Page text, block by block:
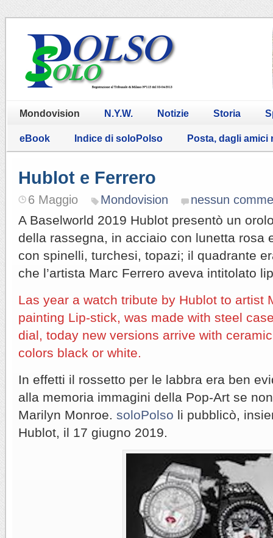
Mondovision N.Y.W. Notizie Storia
eBook Indice di soloPolso Posta, dagli amici
Hublot e Ferrero
6 Maggio Mondovision nessun
A Baselworld 2019 Hublot presentò un
della rassegna, in acciaio con lunetta rosa
con spinelli, turchesi, topazi; il quadrante
che l’artista Marc Ferrero aveva intitolato
Las year a watch tribute by Hublot to artist
painting Lip-stick, was made with steel
dial, today new versions arrive with
colors black or white.
In effetti il rossetto per le labbra era ben
alla memoria immagini della Pop-Art se
Marilyn Monroe. soloPolso li pubblicò,
Hublot, il 17 giugno 2019.